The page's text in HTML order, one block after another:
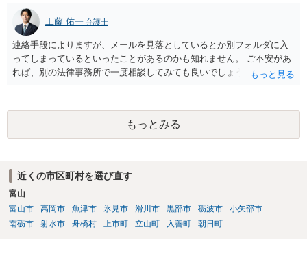
工藤 佑一 弁護士
連絡手段によりますが、メールを見落としているとか別フォルダに入
ってしまっているといったことがあるのかも知れません。 ご不安があ
れば、別の法律事務所で一度相談してみても良いでしょう。
もっとみる
近くの市区町村を選び直す
富山
富山市
高岡市 魚津市 氷見市 滑川市 黒部市 砺波市
小矢部市
南砺市
射水市 舟橋村 上市町 立山町 入善町 朝日町